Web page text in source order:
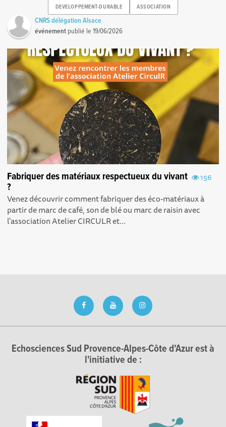
DEVELOPPEMENT-DURABLE ASSOCIATION
CNRS délégation Alsace
événement publié le19/06/2026
156
Fabriquer des matériaux respectueux du vivant
?
Venez découvrir comment fabriquer des éco-matériaux à
partir de marc de café, son de blé ou marc de raisin avec
l'association Atelier CIRCULR et...
Echosciences Sud Provence-Alpes-Côte d'Azur est à
l'initiative de :